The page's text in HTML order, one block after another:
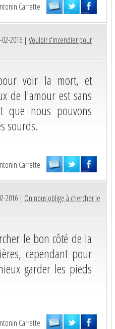
Carrette
2016 | Vouloir s'incendier pour
voir la mort, et
de l'amour est sans
nous pouvons
sourds.
Carrette
2016 | On nous oblige à chercher le
le bon côté de la
cependant pour
garder les pieds
Carrette